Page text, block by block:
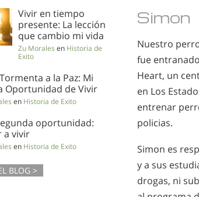
Simon
Nuestro
fue
Heart, un
en Los
entrenar
policias.
Simon es
y a sus
drogas, ni
Vivir en tiempo
presente: La lección
que cambio mi vida
Zu Morales en Historia de
Exito
a la Paz: Mi
Oportunidad de Vivir
en Historia de Exito
oportunidad:
a vivir
en Historia de Exito
BLOG >